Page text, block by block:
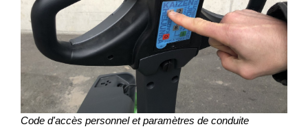
Code d'accès personnel et paramètres de conduite